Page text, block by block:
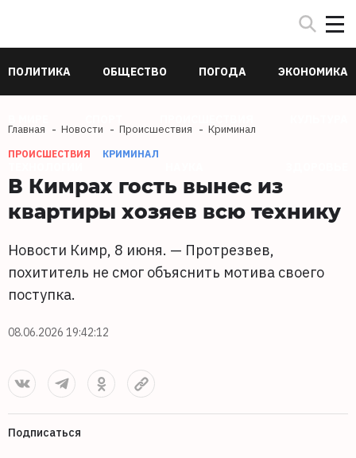
ПОЛИТИКА ОБЩЕСТВО ПОГОДА ЭКОНОМИКА
Главная Новости Происшествия Криминал
ПРОИСШЕСТВИЯ КРИМИНАЛ
В Кимрах гость вынес из
квартиры хозяев всю технику
Новости Кимр, 8 июня. — Протрезвев,
похититель не смог объяснить мотива своего
поступка.
08.06.2026 19:42:12
Подписаться